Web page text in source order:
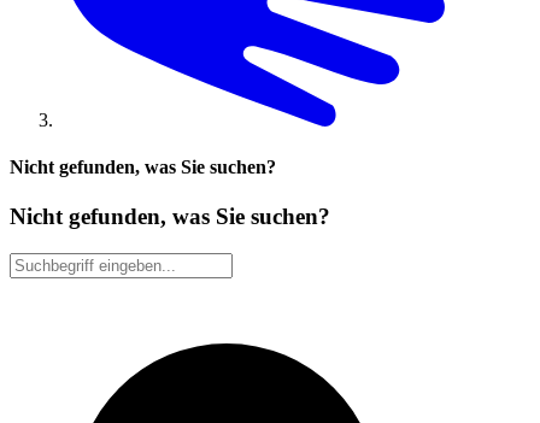
Nicht gefunden, was Sie suchen?
Nicht gefunden, was Sie suchen?